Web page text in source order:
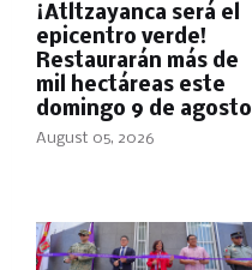
¡Atltzayanca será el
epicentro verde!
Restaurarán más de
mil hectáreas este
domingo 9 de agosto
August 05, 2026